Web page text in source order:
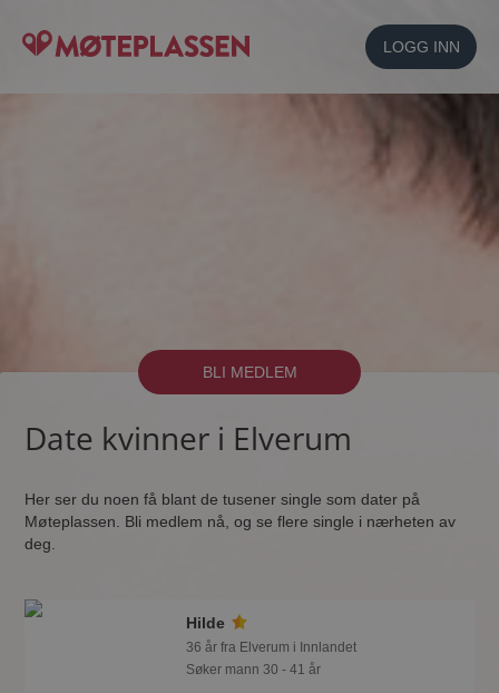
LOGG INN
BLI MEDLEM
Date kvinner i Elverum
Her ser du noen få blant de tusener single som dater på
Møteplassen. Bli medlem nå, og se flere single i nærheten av
deg.
Hilde
36 år fra Elverum i Innlandet
Søker mann 30 - 41 år